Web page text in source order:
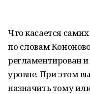
Что касается
по словам
регламентирован
уровне. При этом
назначить тому